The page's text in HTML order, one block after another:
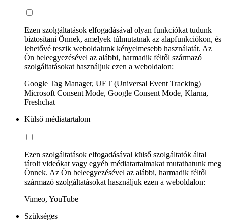
Ezen szolgáltatások elfogadásával olyan funkciókat tudunk
biztosítani Önnek, amelyek túlmutatnak az alapfunkciókon, és
lehetővé teszik weboldalunk kényelmesebb használatát. Az
Ön beleegyezésével az alábbi, harmadik féltől származó
szolgáltatásokat használjuk ezen a weboldalon:
Google Tag Manager, UET (Universal Event Tracking)
Microsoft Consent Mode, Google Consent Mode, Klarna,
Freshchat
Külső médiatartalom
Ezen szolgáltatások elfogadásával külső szolgáltatók által
tárolt videókat vagy egyéb médiatartalmakat mutathatunk meg
Önnek. Az Ön beleegyezésével az alábbi, harmadik féltől
származó szolgáltatásokat használjuk ezen a weboldalon:
Vimeo, YouTube
Szükséges